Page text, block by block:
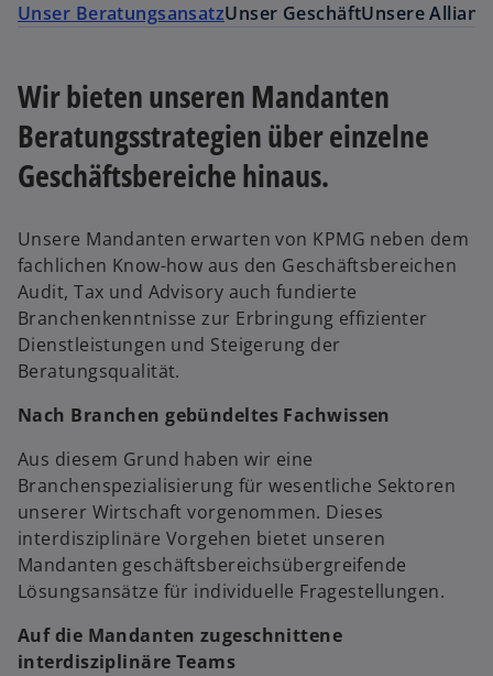
Unser BeratungsansatzUnser GeschäftUnsere
Wir bieten unseren Mandanten
Beratungsstrategien über einzelne
Geschäftsbereiche hinaus.
Unsere Mandanten erwarten von KPMG neben dem
fachlichen Know-how aus den Geschäftsbereichen
Audit, Tax und Advisory auch fundierte
Branchenkenntnisse zur Erbringung effizienter
Dienstleistungen und Steigerung der
Beratungsqualität.
Nach Branchen gebündeltes Fachwissen
Aus diesem Grund haben wir eine
Branchenspezialisierung für wesentliche Sektoren
unserer Wirtschaft vorgenommen. Dieses
interdisziplinäre Vorgehen bietet unseren
Mandanten geschäftsbereichsübergreifende
Lösungsansätze für individuelle Fragestellungen.
Auf die Mandanten zugeschnittene
interdisziplinäre Teams